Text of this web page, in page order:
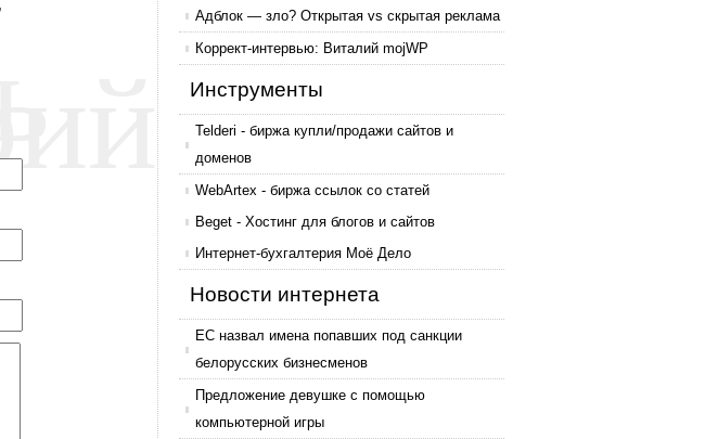
Адблок — зло? Открытая vs скрытая реклама
Коррект-интервью: Виталий mojWP
Инструменты
Telderi - биржа купли/продажи сайтов и
доменов
WebArtex - биржа ссылок со статей
Beget - Хостинг для блогов и сайтов
Интернет-бухгалтерия Моё Дело
Новости интернета
ЕС назвал имена попавших под санкции
белорусских бизнесменов
Предложение девушке с помощью
компьютерной игры